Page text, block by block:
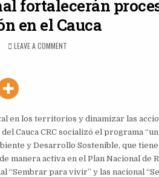
fortalecerán
en el Cauca
LEAVE A COMMENTON
DE
REFORESTACIÓN
EN
EL
CAUCA
en los territorios y dinamizar las
Cauca CRC socializó el programa
y Desarrollo Sostenible, que tiene
manera activa en el Plan Nacional de
“Sembrar para vivir” y las nacional